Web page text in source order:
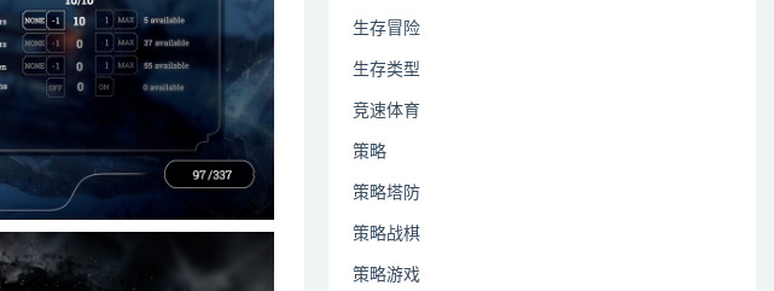
生存冒险
生存类型
竞速体育
策略
策略塔防
策略战棋
策略游戏